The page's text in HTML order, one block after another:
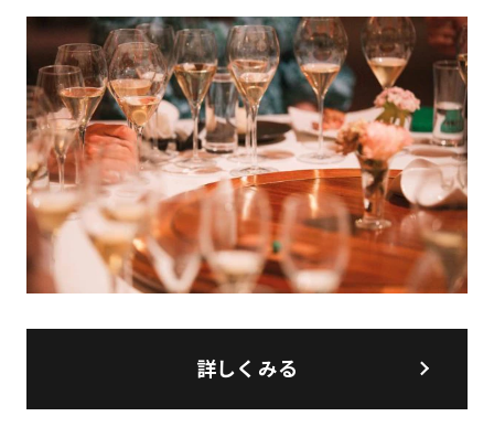
詳しくみる